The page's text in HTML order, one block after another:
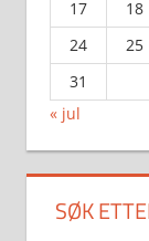
17
18
24
25
31
« jul
SØK